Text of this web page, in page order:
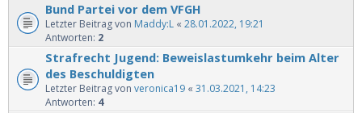
Bund Partei vor dem VFGH
Letzter Beitrag von Maddy:L « 28.01.2022, 19:21
Antworten: 2
Strafrecht Jugend: Beweislastumkehr beim Alter
des Beschuldigten
Letzter Beitrag von veronica19 « 31.03.2021, 14:23
Antworten: 4